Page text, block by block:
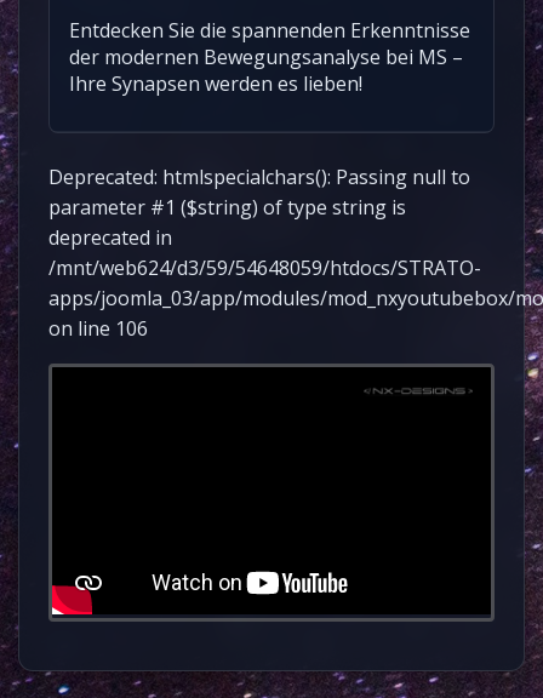
Entdecken Sie die spannenden Erkenntnisse
der modernen Bewegungsanalyse bei MS –
Ihre Synapsen werden es lieben!
Deprecated: htmlspecialchars(): Passing null to
parameter #1 ($string) of type string is
deprecated in
/mnt/web624/d3/59/54648059/htdocs/STRATO-
apps/joomla_03/app/modules/mod_nxyoutubebox/
on line 106